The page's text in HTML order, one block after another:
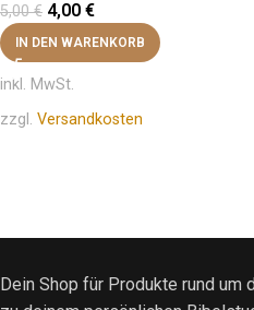
5,00€ 4,00 €
IN DEN WARENKORB
inkl. MwSt.
zzgl. Versandkosten
Dein Shop für Produkte rund